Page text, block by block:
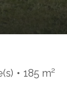
185 m²